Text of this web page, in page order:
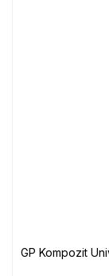
GP Kompozit